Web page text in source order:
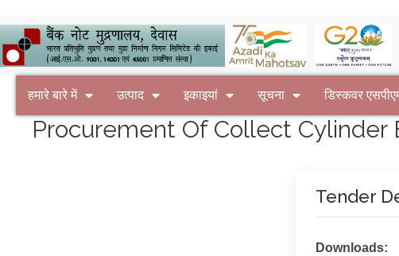
हमारे बारे में उत्पाद इकाइयां सूचना डिस्कवर
Procurement Of Collect Cylinder
Tender
Downloads: